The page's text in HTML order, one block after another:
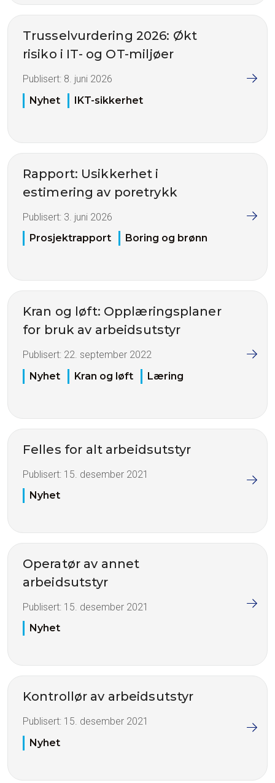
Trusselvurdering 2026: Økt
risiko i IT- og OT-miljøer
Publisert: 8. juni 2026
Nyhet
IKT-sikkerhet
Rapport: Usikkerhet i
estimering av poretrykk
Publisert: 3. juni 2026
Prosjektrapport
Boring og brønn
Kran og løft: Opplæringsplaner
for bruk av arbeidsutstyr
Publisert: 22. september 2022
Nyhet
Kran og løft Læring
Felles for alt arbeidsutstyr
Publisert: 15. desember 2021
Nyhet
Operatør av annet
arbeidsutstyr
Publisert: 15. desember 2021
Nyhet
Kontrollør av arbeidsutstyr
Publisert: 15. desember 2021
Nyhet